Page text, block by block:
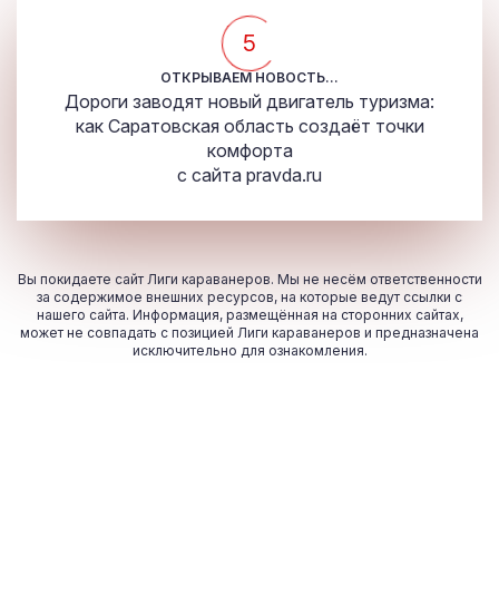
5
ОТКРЫВАЕМ НОВОСТЬ...
Дороги заводят новый двигатель туризма:
как Саратовская область создаёт точки
комфорта
с сайта pravda.ru
Вы покидаете сайт Лиги караванеров. Мы не несём ответственности
за содержимое внешних ресурсов, на которые ведут ссылки с
нашего сайта. Информация, размещённая на сторонних сайтах,
может не совпадать с позицией Лиги караванеров и предназначена
исключительно для ознакомления.